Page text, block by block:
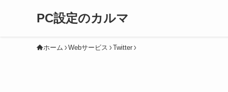
PC設定のカルマ
ホーム Webサービス Twitter